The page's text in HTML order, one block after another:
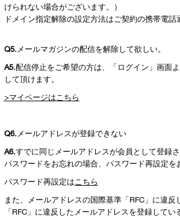
けられない場合がございます。）
ドメイン指定解除の設定方法はご契約の携帯電話
Q5. メールマガジンの配信を解除して欲しい。
A5.配信停止をご希望の方は、「ログイン」画面
して頂けます。
>マイページはこちら
Q6. メールアドレスが登録できない
A6.すでに同じメールアドレスが会員として登録
パスワードをお忘れの場合、パスワード再設定を
パスワード再設定はこちら
また、メールアドレスの国際基準「RFC」に違
「RFC」に違反したメールアドレスを登録して